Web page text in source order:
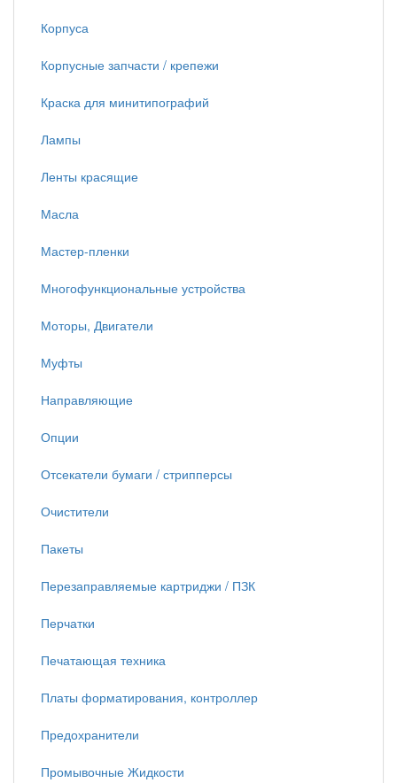
Корпуса
Корпусные запчасти / крепежи
Краска для минитипографий
Лампы
Ленты красящие
Масла
Мастер-пленки
Многофункциональные устройства
Моторы, Двигатели
Муфты
Направляющие
Опции
Отсекатели бумаги / стрипперсы
Очистители
Пакеты
Перезаправляемые картриджи / ПЗК
Перчатки
Печатающая техника
Платы форматирования, контроллер
Предохранители
Промывочные Жидкости